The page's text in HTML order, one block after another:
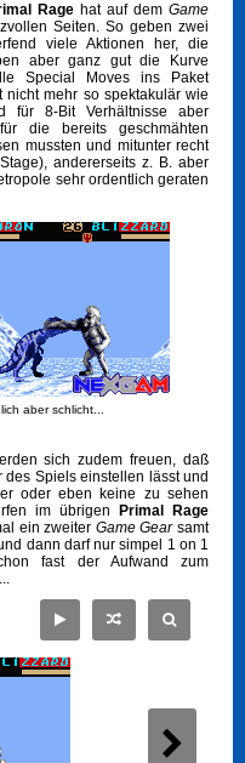
Rage hat auf dem Game
Seiten. So geben zwei
viele Aktionen her, die
aber ganz gut die Kurve
Special Moves ins Paket
mehr so spektakulär wie
für 8-Bit Verhältnisse aber
die bereits geschmähten
mussten und mitunter recht
andererseits z. B. aber
sehr ordentlich geraten
aber schlicht...
sich zudem freuen, daß
Spiels einstellen lässt und
oder eben keine zu sehen
im übrigen
Primal Rage
ein zweiter Game Gearsamt
dann darf nur simpel 1 on 1
fast der Aufwand zum